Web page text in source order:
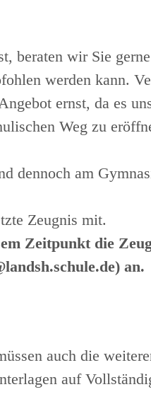
beraten wir Sie
werden kann.
ernst, da es
Weg zu
dennoch am
Zeugnis mit.
Zeitpunkt die
an.
auch die
auf